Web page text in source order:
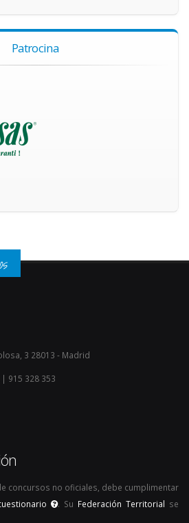
Patrocina
3 28013 - Madrid
915 328 353
concursos no oficiales, debe cumplimentar
. Su Federación Territorial se